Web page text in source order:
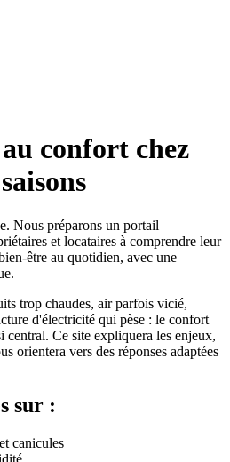
confort chez
Nous préparons un portail
et locataires à comprendre leur
être au quotidien, avec une
trop chaudes, air parfois vicié,
d'électricité qui pèse : le confort
central. Ce site expliquera les enjeux,
orientera vers des réponses adaptées
sur :
canicules